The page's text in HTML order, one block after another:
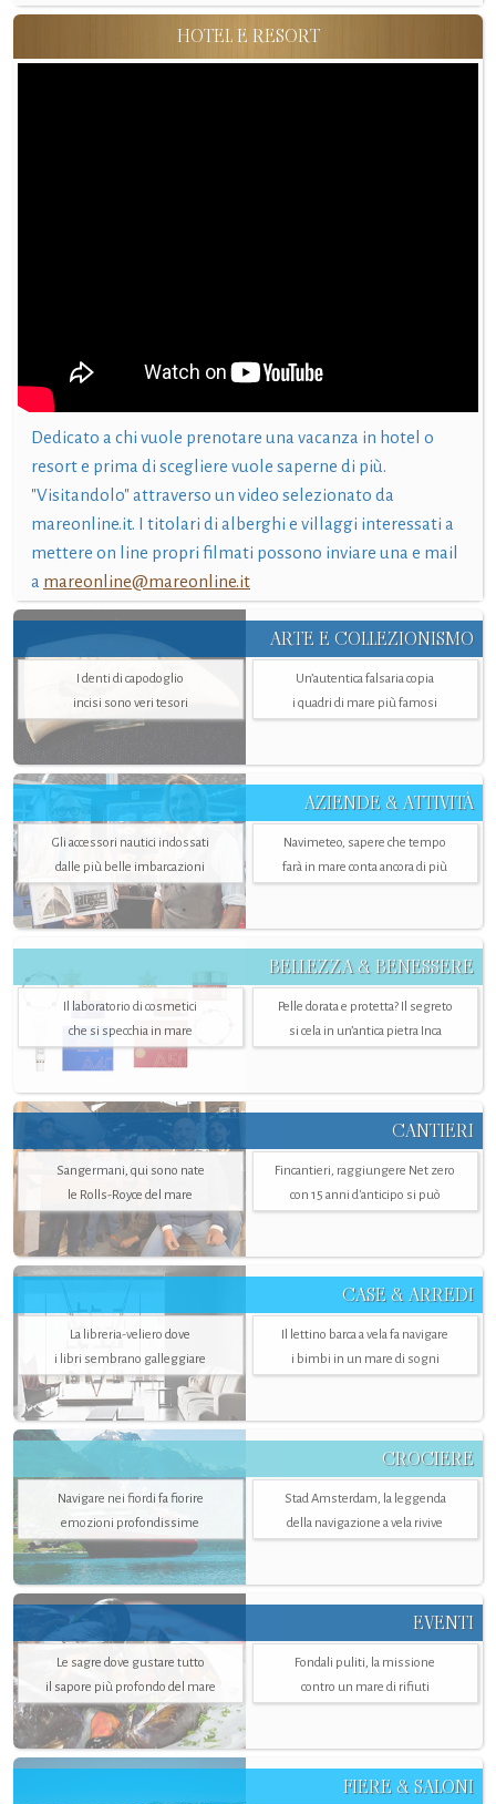
HOTEL E RESORT
Dedicato a chi vuole prenotare una vacanza in hotel o
resort e prima di scegliere vuole saperne di più.
"Visitandolo" attraverso un video selezionato da
mareonline.it. I titolari di alberghi e villaggi interessati a
mettere on line propri filmati possono inviare una e mail
a mareonline@mareonline.it
ARTE E COLLEZIONISMO
I denti di capodoglio
incisi sono veri tesori
Un’autentica falsaria copia
i quadri di mare più famosi
AZIENDE & ATTIVITÀ
Gli accessori nautici indossati
dalle più belle imbarcazioni
Navimeteo, sapere che tempo
farà in mare conta ancora di più
BELLEZZA & BENESSERE
Il laboratorio di cosmetici
che si specchia in mare
Pelle dorata e protetta? Il segreto
si cela in un’antica pietra Inca
CANTIERI
Sangermani, qui sono nate
le Rolls-Royce del mare
Fincantieri, raggiungere Net zero
con 15 anni d'anticipo si può
CASE & ARREDI
La libreria-veliero dove
i libri sembrano galleggiare
Il lettino barca a vela fa navigare
i bimbi in un mare di sogni
CROCIERE
Navigare nei fiordi fa fiorire
emozioni profondissime
Stad Amsterdam, la leggenda
della navigazione a vela rivive
EVENTI
Le sagre dove gustare tutto
il sapore più profondo del mare
Fondali puliti, la missione
contro un mare di rifiuti
FIERE & SALONI